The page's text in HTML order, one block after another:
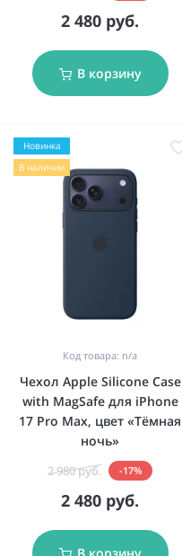
2 480 руб.
В корзину
Новинка
В наличии
Код товара: n/a
Чехол Apple Silicone Case
with MagSafe для iPhone
17 Pro Max, цвет «Тёмная
ночь»
2 980 руб. -17%
2 480 руб.